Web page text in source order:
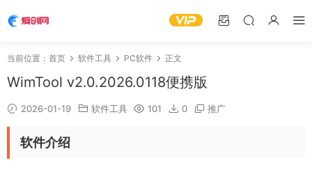
当前位置： 首页 软件工具 PC软件 正文
WimTool v2.0.2026.0118便携版
2026-01-19 软件工具 101 0 推广
软件介绍